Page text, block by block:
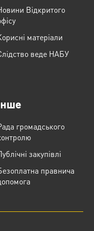
Відкритого
матеріали
веде НАБУ
громадського
закупівлі
правнича